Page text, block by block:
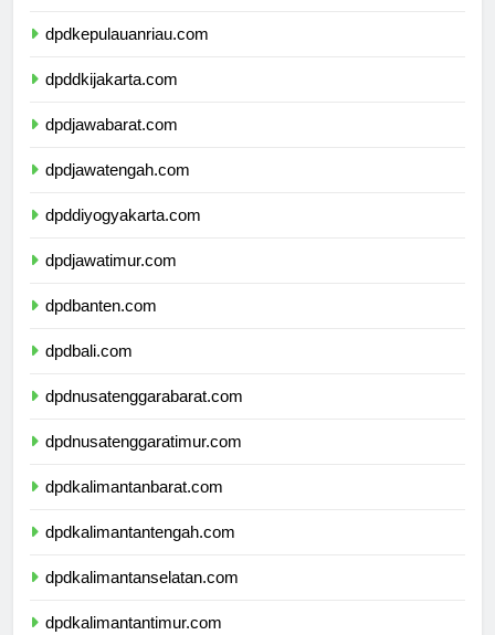
dpdkepulauanriau.com
dpddkijakarta.com
dpdjawabarat.com
dpdjawatengah.com
dpddiyogyakarta.com
dpdjawatimur.com
dpdbanten.com
dpdbali.com
dpdnusatenggarabarat.com
dpdnusatenggaratimur.com
dpdkalimantanbarat.com
dpdkalimantantengah.com
dpdkalimantanselatan.com
dpdkalimantantimur.com